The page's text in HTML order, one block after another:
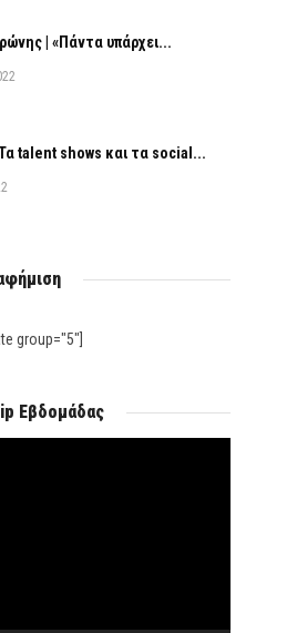
| «Πάντα υπάρχει...
talent shows και τα social...
group="5"]
Εβδομάδας